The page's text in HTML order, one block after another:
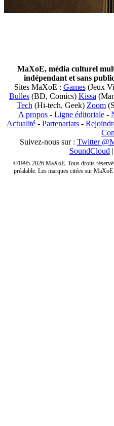
MaXoE, média culturel
indépendant et sans
Sites MaXoE : Games(Jeux
Bulles (BD, Comics) Kissa
Tech (Hi-tech, Geek) Zoom
A propos- Ligne éditoriale-
Actualité - Partenariats -
Suivez-nous sur : Twitter
SoundCloud |
©1995-2026 MaXoE. Tous droits
préalable. Les marques citées sur